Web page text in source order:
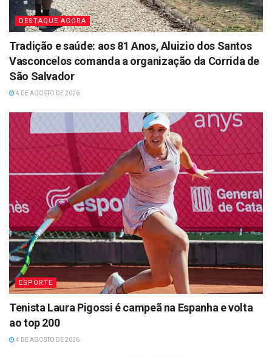
DESTAQUE AGORA
Tradição e saúde: aos 81 Anos, Aluizio dos Santos
Vasconcelos comanda a organização da Corrida de
São Salvador
4 DE AGOSTO DE 2026
ESPORTE
Tenista Laura Pigossi é campeã na Espanha e volta
ao top 200
4 DE AGOSTO DE 2026